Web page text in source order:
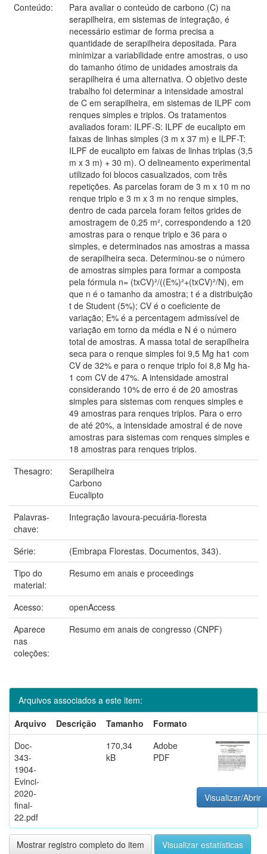
Conteúdo:
Para avaliar o conteúdo de carbono (C) na
serapilheira, em sistemas de integração, é
necessário estimar de forma precisa a
quantidade de serapilheira depositada. Para
minimizar a variabilidade entre amostras, o uso
do tamanho ótimo de unidades amostrais da
serapilheira é uma alternativa. O objetivo deste
trabalho foi determinar a intensidade amostral
de C em serapilheira, em sistemas de ILPF com
renques simples e triplos. Os tratamentos
avaliados foram: ILPF-S: ILPF de eucalipto em
faixas de linhas simples (3 m x 37 m) e ILPF-T:
ILPF de eucalipto em faixas de linhas triplas (3,5
m x 3 m) + 30 m). O delineamento experimental
utilizado foi blocos casualizados, com três
repetições. As parcelas foram de 3 m x 10 m no
renque triplo e 3 m x 3 m no renque simples,
dentro de cada parcela foram feitos grides de
amostragem de 0,25 m², correspondendo a 120
amostras para o renque triplo e 36 para o
simples, e determinados nas amostras a massa
de serapilheira seca. Determinou-se o número
de amostras simples para formar a composta
pela fórmula n= (txCV)²/((E%)²+(txCV)²/N), em
que n é o tamanho da amostra; t é a distribuição
t de Student (5%); CV é o coeficiente de
variação; E% é a percentagem admissível de
variação em torno da média e N é o número
total de amostras. A massa total de serapilheira
seca para o renque simples foi 9,5 Mg ha1 com
CV de 32% e para o renque triplo foi 8,8 Mg ha-
1 com CV de 47%. A intensidade amostral
considerando 10% de erro é de 20 amostras
simples para sistemas com renques simples e
49 amostras para renques triplos. Para o erro
de até 20%, a intensidade amostral é de nove
amostras para sistemas com renques simples e
18 amostras para renques triplos.
Thesagro:
Serapilheira
Carbono
Eucalipto
Palavras-
chave:
Integração lavoura-pecuária-floresta
Série:
(Embrapa Florestas. Documentos, 343).
Tipo do
material:
Resumo em anais e proceedings
Acesso:
openAccess
Aparece
nas
coleções:
Resumo em anais de congresso (CNPF)
Arquivos associados a este item:
Arquivo
Descrição Tamanho
Formato
Doc-
343-
1904-
Evinci-
2020-
final-
22.pdf
170,34
kB
Adobe
PDF
Visualizar/Abrir
Mostrar registro completo do item Visualizar estatísticas